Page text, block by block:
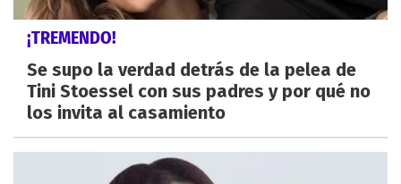
¡TREMENDO!
Se supo la verdad detrás de la pelea de
Tini Stoessel con sus padres y por qué no
los invita al casamiento